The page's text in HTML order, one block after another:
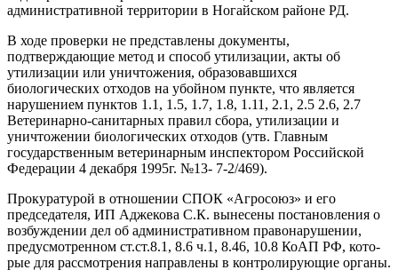
административной терри­тории в Ногайском районе РД.
В ходе проверки не представле­ны документы,
подтверждающие метод и способ утилизации, акты об
утилизации или уничтожения, образовавшихся
биологических отходов на убойном пункте, что является
нарушением пунктов 1.1, 1.5, 1.7, 1.8, 1.11, 2.1, 2.5 2.6, 2.7
Ветеринарно-санитарных правил сбора, утилизации и
уничтожении биологических отходов (утв. Глав­ным
государственным ветери­нарным инспектором Российской
Федерации 4 декабря 1995г. №13- 7-2/469).
Прокуратурой в отношении СПОК «Агросоюз» и его
председа­теля, ИП Аджекова С.К. вынесены постановления о
возбуждении дел об административном правонару­шении,
предусмотренном ст.ст.8.1, 8.6 ч.1, 8.46, 10.8 КоАП РФ, кото­
рые для рассмотрения направлены в контролирующие органы.